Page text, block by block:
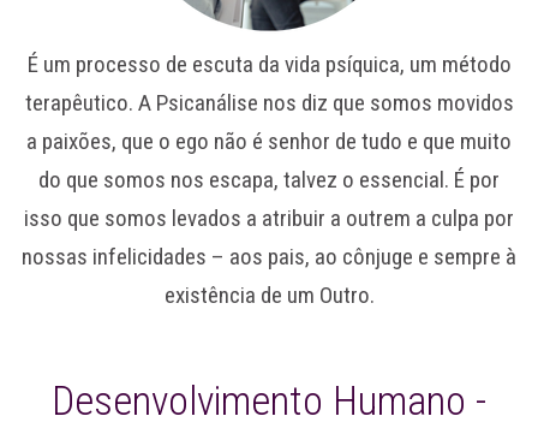
É um processo de escuta da vida psíquica, um método
terapêutico. A Psicanálise nos diz que somos movidos
a paixões, que o ego não é senhor de tudo e que muito
do que somos nos escapa, talvez o essencial. É por
isso que somos levados a atribuir a outrem a culpa por
nossas infelicidades – aos pais, ao cônjuge e sempre à
existência de um Outro.
Desenvolvimento Humano -